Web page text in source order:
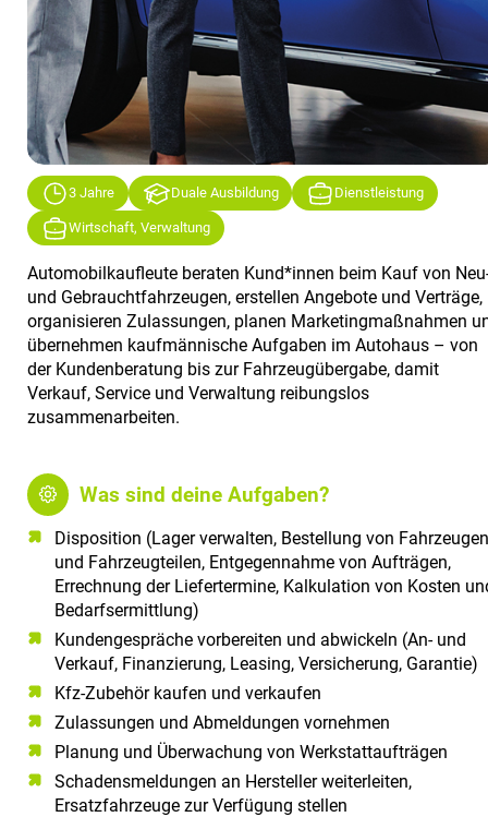
3 Jahre Duale Ausbildung Dienstleistung
Wirtschaft, Verwaltung
Automobilkaufleute beraten Kund*innen beim Kauf von
und Gebrauchtfahrzeugen, erstellen Angebote und Verträge,
organisieren Zulassungen, planen Marketingmaßnahmen
übernehmen kaufmännische Aufgaben im Autohaus – von
der Kundenberatung bis zur Fahrzeugübergabe, damit
Verkauf, Service und Verwaltung reibungslos
zusammenarbeiten.
Was sind deine Aufgaben?
Disposition (Lager verwalten, Bestellung von Fahrzeugen
und Fahrzeugteilen, Entgegennahme von Aufträgen,
Errechnung der Liefertermine, Kalkulation von Kosten
Bedarfsermittlung)
Kundengespräche vorbereiten und abwickeln (An- und
Verkauf, Finanzierung, Leasing, Versicherung, Garantie)
Kfz-Zubehör kaufen und verkaufen
Zulassungen und Abmeldungen vornehmen
Planung und Überwachung von Werkstattaufträgen
Schadensmeldungen an Hersteller weiterleiten,
Ersatzfahrzeuge zur Verfügung stellen